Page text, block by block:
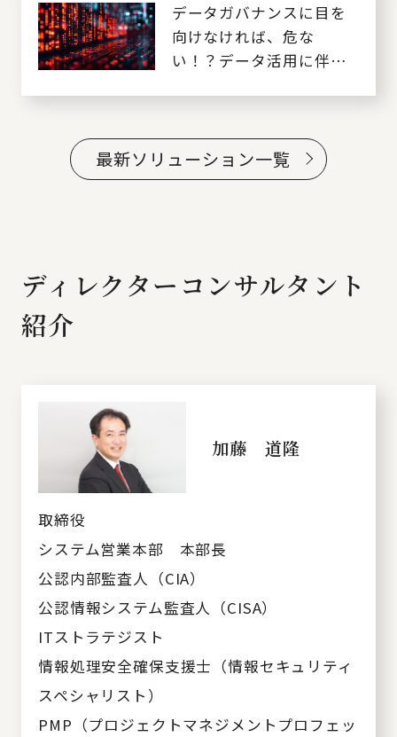
データガバナンスに目を
向けなければ、危な
い！？データ活用に伴う
最新ソリューション一覧
ディレクターコンサルタント
紹介
加藤 道隆
取締役
システム営業本部 本部長
公認内部監査人（CIA）
公認情報システム監査人（CISA）
ITストラテジスト
情報処理安全確保支援士（情報セキュリティ
スペシャリスト）
PMP（プロジェクトマネジメントプロフェッ